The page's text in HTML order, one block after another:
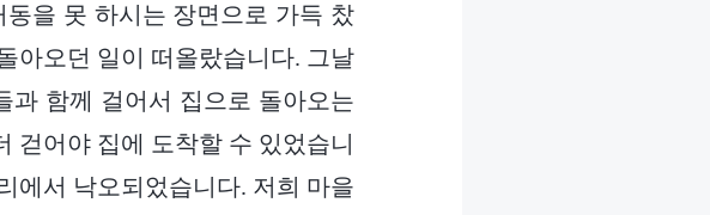
을 못 하시는 장면으로 가득 찼
아오던 일이 떠올랐습니다. 그날
과 함께 걸어서 집으로 돌아오는
걷어야 집에 도착할 수 있었습니
에서 낙오되었습니다. 저희 마을